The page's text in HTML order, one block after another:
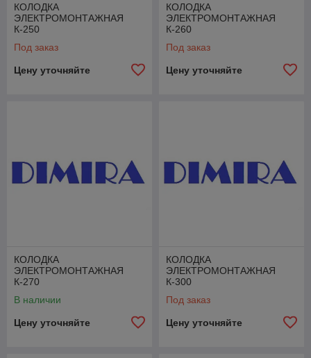
КОЛОДКА
ЭЛЕКТРОМОНТАЖНАЯ
К-250
Под заказ
Цену уточняйте
КОЛОДКА
ЭЛЕКТРОМОНТАЖНАЯ
К-260
Под заказ
Цену уточняйте
КОЛОДКА
ЭЛЕКТРОМОНТАЖНАЯ
К-270
В наличии
Цену уточняйте
КОЛОДКА
ЭЛЕКТРОМОНТАЖНАЯ
К-300
Под заказ
Цену уточняйте